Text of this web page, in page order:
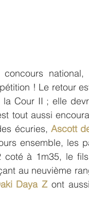
national,
! Le retour
Cour II ; elle
tout aussi
écuries, Ascott
ensemble, les
coté à 1m35, le
au neuvième
Daya Z ont